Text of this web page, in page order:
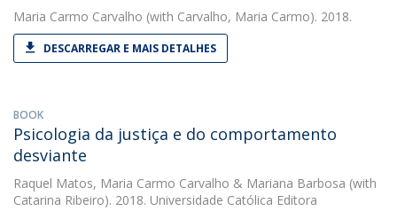
Maria Carmo Carvalho (with Carvalho, Maria Carmo). 2018.
DESCARREGAR E MAIS DETALHES
BOOK
Psicologia da justiça e do comportamento
desviante
Raquel Matos, Maria Carmo Carvalho & Mariana Barbosa (with
Catarina Ribeiro). 2018. Universidade Católica Editora